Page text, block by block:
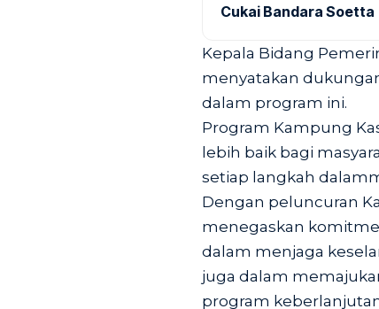
Cukai Bandara Soetta
Kepala Bidang
menyatakan
dalam program ini.
Program Kampung
lebih baik bagi
setiap langkah
Dengan peluncuran
menegaskan
dalam menjaga
juga dalam
program